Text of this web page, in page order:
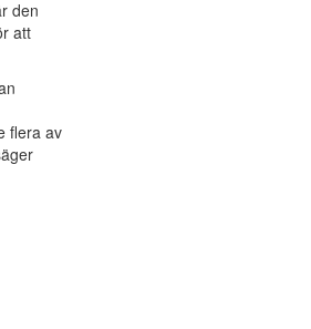
den
att
flera av